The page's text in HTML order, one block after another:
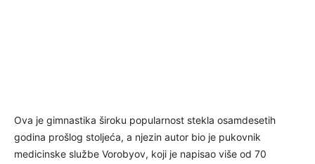
Ova je gimnastika široku popularnost stekla osamdesetih
godina prošlog stoljeća, a njezin autor bio je pukovnik
medicinske službe Vorobyov, koji je napisao više od 70